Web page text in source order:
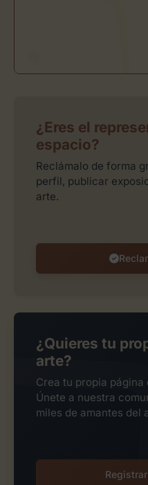
¿Eres el
espacio?
Reclámalo de forma
perfil, publicar
arte.
¿Quieres tu
arte?
Crea tu propia
Únete a nuestra
miles de amantes del